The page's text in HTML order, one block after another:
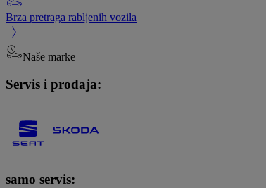
Brza pretraga rabljenih vozila
Naše marke
Servis i prodaja:
samo servis: